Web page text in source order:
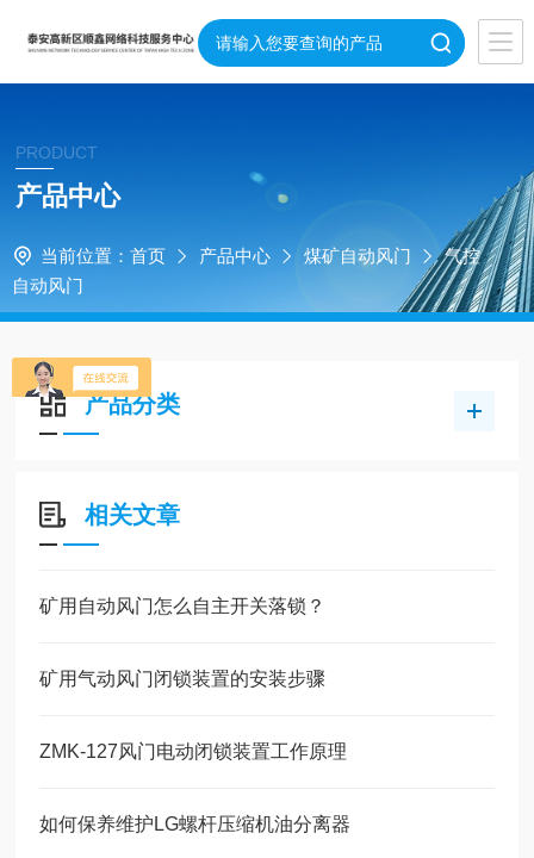
PRODUCT
产品中心
当前位置： 首页 产品中心 煤矿自动风门
气控
自动风门
产品分类
相关文章
矿用自动风门怎么自主开关落锁？
矿用气动风门闭锁装置的安装步骤
ZMK-127风门电动闭锁装置工作原理
如何保养维护LG螺杆压缩机油分离器